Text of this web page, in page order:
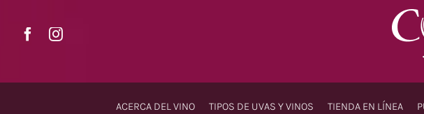
contenido
ACERCA DEL VINO TIPOS DE UVAS Y VINOS TIENDA EN LÍNEA